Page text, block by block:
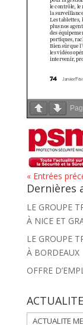
« Entrées
Dernières
LE GROUPE
À NICE ET
LE GROUPE
À BORDEAUX
OFFRE
ACTUALITES